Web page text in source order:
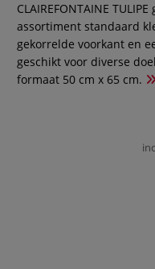
CLAIREFONTAINE
assortiment standaard
gekorrelde voorkant en
geschikt voor diverse
formaat 50 cm x 65 cm.